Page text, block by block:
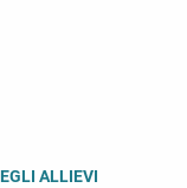
ALLIEVI